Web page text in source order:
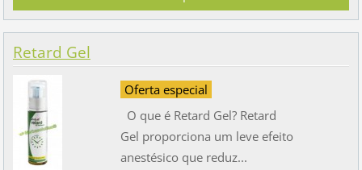
Retard Gel
Oferta especial
O que é Retard Gel? Retard
Gel proporciona um leve efeito
anestésico que reduz...